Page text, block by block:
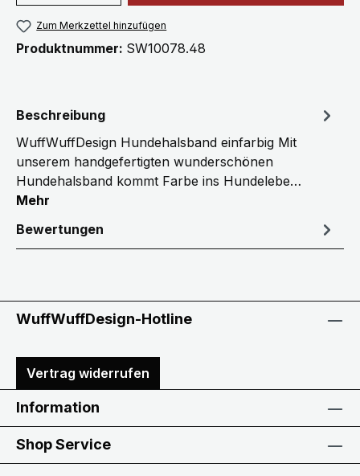
Zum Merkzettel hinzufügen
Produktnummer: SW10078.48
Beschreibung
WuffWuffDesign Hundehalsband einfarbig Mit
unserem handgefertigten wunderschönen
Hundehalsband kommt Farbe ins Hundelebe…
Mehr
Bewertungen
WuffWuffDesign-Hotline
Vertrag widerrufen
Information
Shop Service